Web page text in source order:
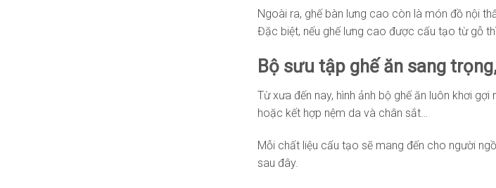
Ngoài ra, ghế bàn lưng cao còn là món đồ nội
Đặc biệt, nếu ghế lưng cao được cấu tạo từ gỗ
Bộ sưu tập ghế ăn sang
Từ xưa đến nay, hình ảnh bộ ghế ăn luôn khơi
hoặc kết hợp nệm da và chân sắt…
Mỗi chất liệu cấu tạo sẽ mang đến cho người
sau đây.